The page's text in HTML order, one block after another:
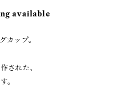
available
カップ。
された、
。